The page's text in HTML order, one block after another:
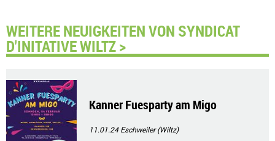
WEITERE NEUIGKEITEN VON SYNDICAT
D'INITATIVE WILTZ >
Kanner Fuesparty am Migo
11.01.24Eschweiler (Wiltz)